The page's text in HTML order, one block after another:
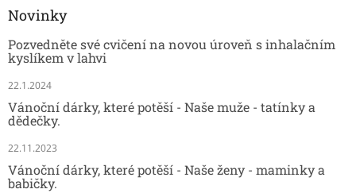
Novinky
Pozvedněte své cvičení na novou úroveň s inhalačním
kyslíkem v lahvi
22.1.2024
Vánoční dárky, které potěší - Naše muže - tatínky a
dědečky.
22.11.2023
Vánoční dárky, které potěší - Naše ženy - maminky a
babičky.